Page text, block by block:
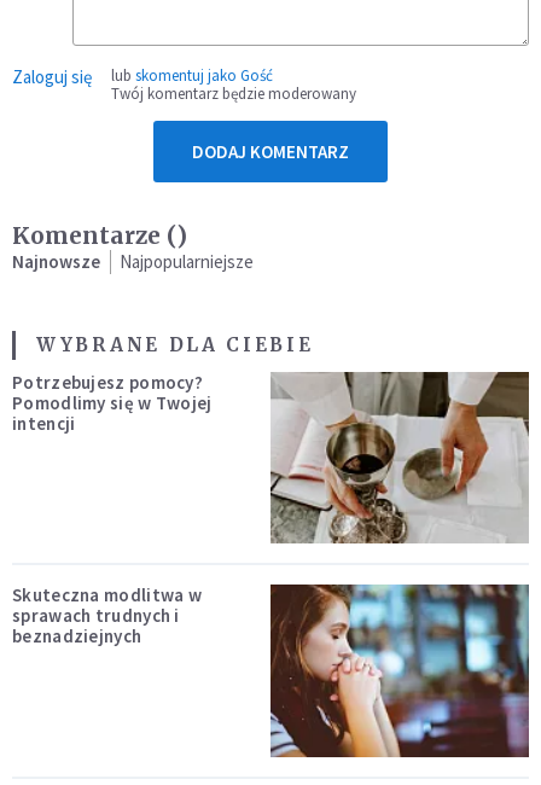
Zaloguj się lub skomentuj jako Gość
Twój komentarz będzie moderowany
DODAJ KOMENTARZ
Komentarze ()
Najnowsze Najpopularniejsze
WYBRANE DLA CIEBIE
Potrzebujesz pomocy?
Pomodlimy się w Twojej
intencji
Skuteczna modlitwa w
sprawach trudnych i
beznadziejnych